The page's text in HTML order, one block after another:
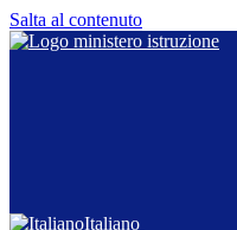
Salta al contenuto
Italiano